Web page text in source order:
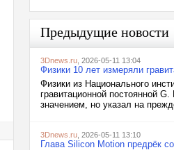
Предыдущие новости
3Dnews.ru , 2026-05-11 13:04
Физики 10 лет измеряли
Физики из Национального
гравитационной постоянной
значением, но указал на
3Dnews.ru , 2026-05-11 13:10
Глава Silicon Motion предрёк